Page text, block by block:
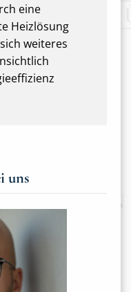
eine
Heizlösung
weiteres
uns